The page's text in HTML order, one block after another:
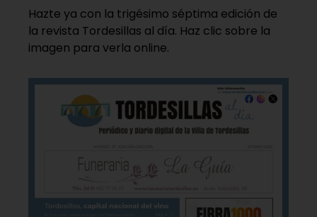
Hazte ya con la trigésimo séptima edición de
la revista Tordesillas al día. Haz clic sobre la
imagen para verla online.